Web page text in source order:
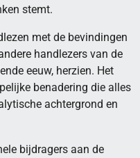
stemt.
met de bevindingen
handlezers van de
eeuw, herzien. Het
benadering die alles
achtergrond en
bijdragers aan de